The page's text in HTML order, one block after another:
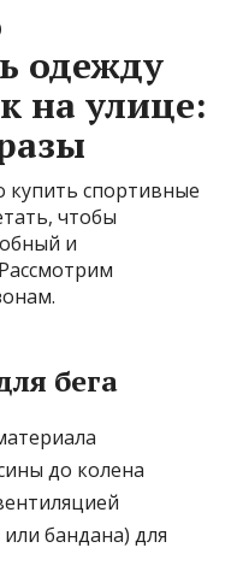
одежду
на улице:
купить спортивные
чтобы
и
бега
до колена
бандана) для